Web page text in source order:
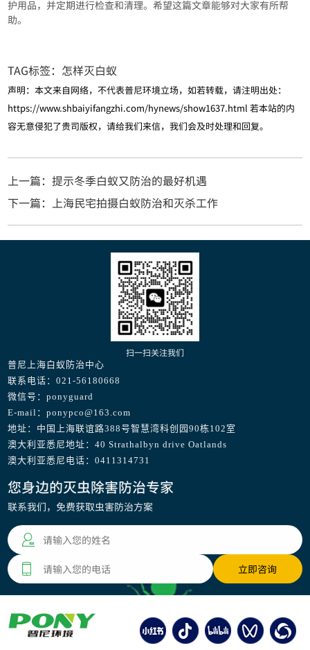
护用品，并定期进行检查和清理。希望这篇文章能够对大家有所帮
助。
TAG标签： 怎样灭白蚁
声明：本文来自网络，不代表普尼环境立场，如若转载，请注明出处：
https://www.shbaiyifangzhi.com/hynews/show1637.html 若本站的内
容无意侵犯了贵司版权，请给我们来信，我们会及时处理和回复。
上一篇：提示冬季白蚁又防治的最好机遇
下一篇：上海民宅拍摄白蚁防治和灭杀工作
扫一扫关注我们
普尼上海白蚁防治中心
联系电话：021-56180668
微信号：ponyguard
E-mail：ponypco@163.com
地址：中国上海联谊路388号智慧湾科创园90栋102室
澳大利亚悉尼地址：40 Strathalbyn drive Oatlands
澳大利亚悉尼电话：0411314731
您身边的灭虫除害防治专家
联系我们，免费获取虫害防治方案